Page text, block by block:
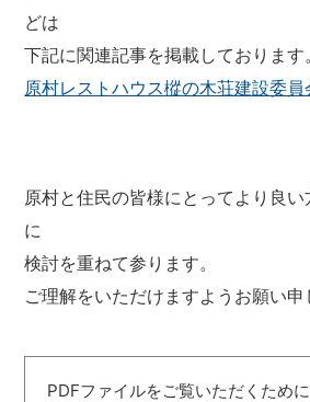
どは
下記に関連記事を掲載しております
原村レストハウス樅の木荘建設委員
原村と住民の皆様にとってより良い
に
検討を重ねて参ります。
ご理解をいただけますようお願い申
PDFファイルをご覧いただくため